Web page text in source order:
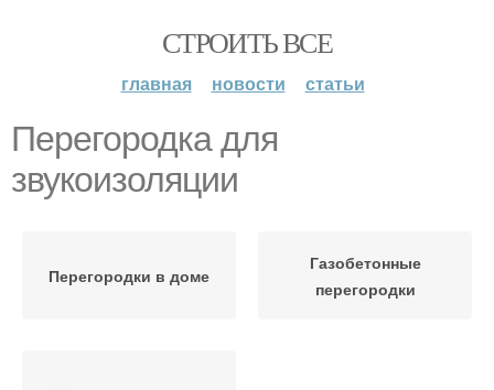
СТРОИТЬ ВСЕ
главная новости статьи
Перегородка для
звукоизоляции
Перегородки в доме
Газобетонные
перегородки